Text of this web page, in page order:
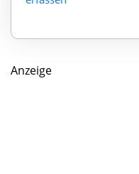
Anzeige